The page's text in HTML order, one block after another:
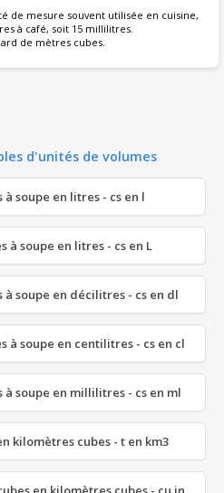
de mesure souvent utilisée en cuisine,
à café, soit 15 millilitres.
de mètres cubes.
d'unités de volumes
soupe en litres - cs en l
à soupe en litres - cs en L
soupe en décilitres - cs en dl
à soupe en centilitres - cs en cl
soupe en millilitres - cs en ml
kilomètres cubes - t en km3